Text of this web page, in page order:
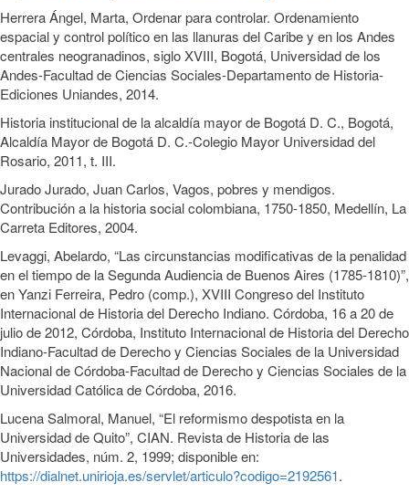
Herrera Ángel, Marta, Ordenar para controlar. Ordenamiento
espacial y control político en las llanuras del Caribe y en los Andes
centrales neogranadinos, siglo XVIII, Bogotá, Universidad de los
Andes-Facultad de Ciencias Sociales-Departamento de Historia-
Ediciones Uniandes, 2014.
Historia institucional de la alcaldía mayor de Bogotá D. C., Bogotá,
Alcaldía Mayor de Bogotá D. C.-Colegio Mayor Universidad del
Rosario, 2011, t. III.
Jurado Jurado, Juan Carlos, Vagos, pobres y mendigos.
Contribución a la historia social colombiana, 1750-1850, Medellín, La
Carreta Editores, 2004.
Levaggi, Abelardo, “Las circunstancias modificativas de la penalidad
en el tiempo de la Segunda Audiencia de Buenos Aires (1785-1810)”,
en Yanzi Ferreira, Pedro (comp.), XVIII Congreso del Instituto
Internacional de Historia del Derecho Indiano. Córdoba, 16 a 20 de
julio de 2012, Córdoba, Instituto Internacional de Historia del Derecho
Indiano-Facultad de Derecho y Ciencias Sociales de la Universidad
Nacional de Córdoba-Facultad de Derecho y Ciencias Sociales de la
Universidad Católica de Córdoba, 2016.
Lucena Salmoral, Manuel, “El reformismo despotista en la
Universidad de Quito”, CIAN. Revista de Historia de las
Universidades, núm. 2, 1999; disponible en:
https://dialnet.unirioja.es/servlet/articulo?codigo=2192561.